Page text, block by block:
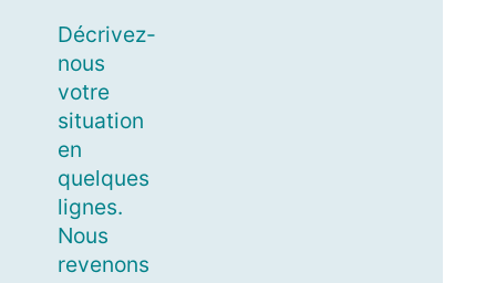
Décrivez-
nous
votre
situation
en
quelques
lignes.
Nous
revenons